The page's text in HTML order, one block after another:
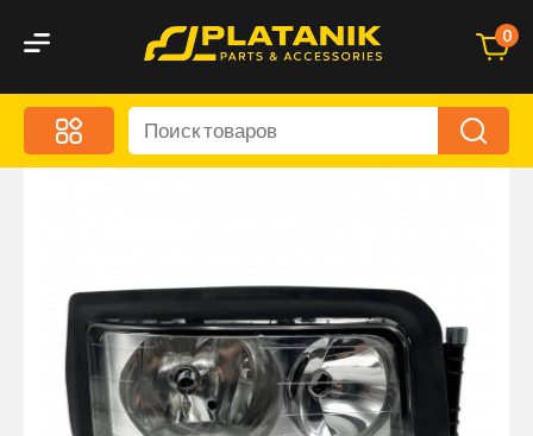
0
Меню
Акционные предложения
Автохимия и уход
Оптика и светотехника
Брызговики
Запчасти кузова и зеркала